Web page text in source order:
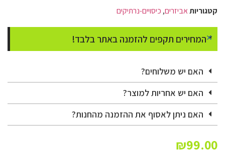
קטגוריותאביזרים, כיסויים-נרתיקים
* המחירים תקפים להזמנה באתר בלבד!
×
האם יש משלוחים?
האם יש אחריות למוצר?
האם ניתן לאסוף את ההזמנה מהחנות?
₪99.00